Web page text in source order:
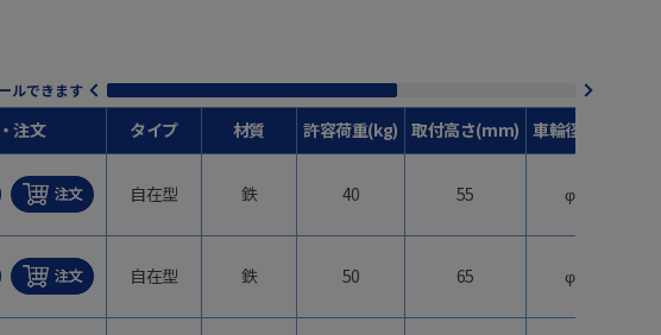
ルできます
注文 タイプ 材質 許容荷重(kg) 取付高さ(mm) 車輪径(mm)
自在型 鉄 40 55 φ40
自在型 鉄 50 65 φ50